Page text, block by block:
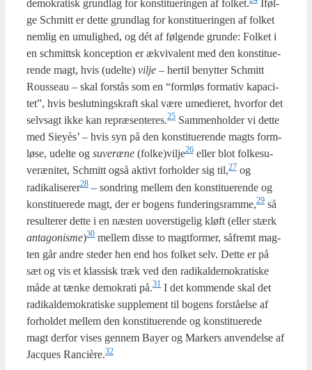
demo­kra­tisk grund­lag for kon­sti­tu­e­rin­gen af folket.
Iføl­
ge Sch­mitt er det­te grund­lag for kon­sti­tu­e­rin­gen af fol­ket
nem­lig en umu­lig­hed, og dét af føl­gen­de grun­de: Fol­ket i
en sch­mittsk kon­cep­tion er ækvi­va­lent med den kon­sti­tu­e­
ren­de magt, hvis (udel­te) vil­je – her­til benyt­ter Sch­mitt
Rous­seau – skal for­stås som en “form­løs for­ma­tiv kapa­ci­
tet”, hvis beslut­nings­kraft skal være ume­di­e­ret, hvor­for det
selvsagt ikke kan repræsenteres.25 Sam­men­hol­der vi det­te
med Sieyès’ – hvis syn på den kon­sti­tu­e­ren­de magts form­
lø­se, udel­te og suveræ­ne (folke)vilje26 eller blot fol­kes­u­
veræ­ni­tet, Sch­mitt også aktivt for­hol­der sig til,27 og
radikaliserer28 – son­dring mel­lem den kon­sti­tu­e­ren­de og
kon­sti­tu­e­re­de magt, der er bogens funderingsramme,29 så
resul­te­rer det­te i en næsten uover­sti­ge­lig kløft (eller stærk
anta­go­nis­me)30 mel­lem dis­se to magt­for­mer, såfremt mag­
ten går andre ste­der hen end hos fol­ket selv. Det­te er på
sæt og vis et klas­sisk træk ved den radi­kal­de­mo­kra­ti­ske
måde at tæn­ke demo­kra­ti på.31 I det kom­men­de skal det
radi­kal­de­mo­kra­ti­ske sup­ple­ment til bogens for­stå­el­se af
for­hol­det mel­lem den kon­sti­tu­e­ren­de og kon­sti­tu­e­re­de
magt der­for vises gen­nem Bay­er og Mar­kers anven­del­se af
Jacques Rancière.32